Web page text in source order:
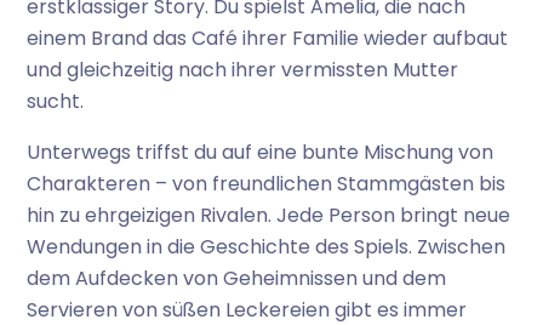
erstklassiger Story. Du spielst Amelia, die nach
einem Brand das Café ihrer Familie wieder aufbaut
und gleichzeitig nach ihrer vermissten Mutter
sucht.
Unterwegs triffst du auf eine bunte Mischung von
Charakteren – von freundlichen Stammgästen bis
hin zu ehrgeizigen Rivalen. Jede Person bringt neue
Wendungen in die Geschichte des Spiels. Zwischen
dem Aufdecken von Geheimnissen und dem
Servieren von süßen Leckereien gibt es immer